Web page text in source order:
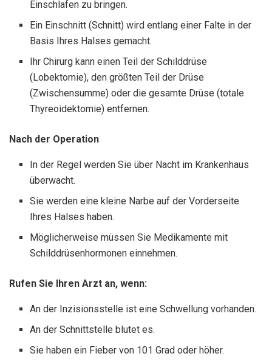
Einschlafen zu bringen.
Ein Einschnitt (Schnitt) wird entlang einer Falte in der
Basis Ihres Halses gemacht.
Ihr Chirurg kann einen Teil der Schilddrüse
(Lobektomie), den größten Teil der Drüse
(Zwischensumme) oder die gesamte Drüse (totale
Thyreoidektomie) entfernen.
Nach der Operation
In der Regel werden Sie über Nacht im Krankenhaus
überwacht.
Sie werden eine kleine Narbe auf der Vorderseite
Ihres Halses haben.
Möglicherweise müssen Sie Medikamente mit
Schilddrüsenhormonen einnehmen.
Rufen Sie Ihren Arzt an, wenn:
An der Inzisionsstelle ist eine Schwellung vorhanden.
An der Schnittstelle blutet es.
Sie haben ein Fieber von 101 Grad oder höher.